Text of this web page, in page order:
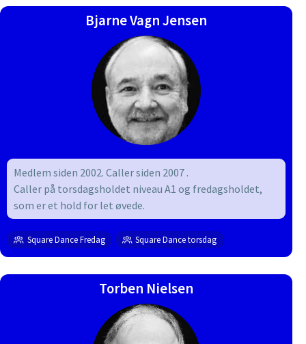
Bjarne Vagn Jensen
Medlem siden 2002. Caller siden 2007 .
Caller på torsdagsholdet niveau A1 og fredagsholdet,
som er et hold for let øvede.
Square Dance Fredag Square Dance torsdag
Torben Nielsen